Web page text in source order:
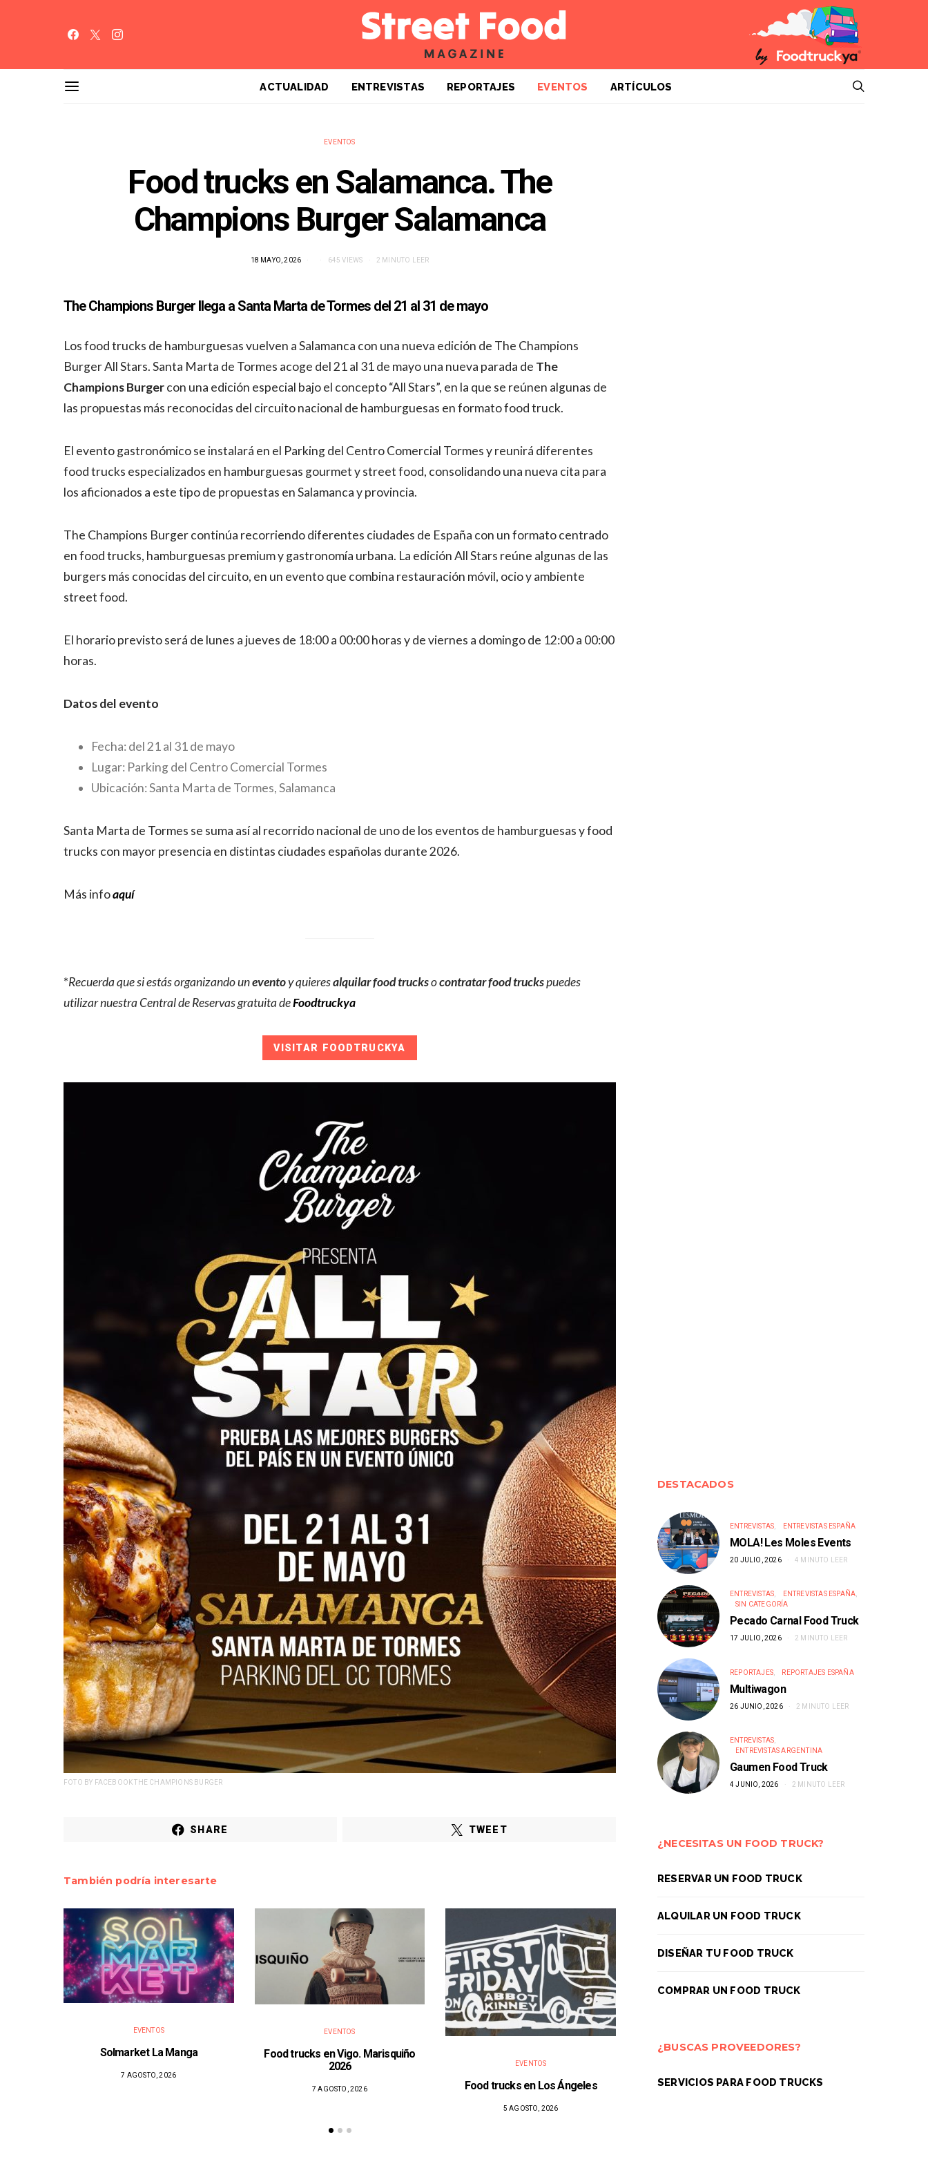
ACTUALIDAD ENTREVISTAS REPORTAJES EVENTOS ARTÍCULOS
EVENTOS
Food trucks en Salamanca. The
Champions Burger Salamanca
18 MAYO, 2026 645 VIEWS 2 MINUTO LEER
The Champions Burger llega a Santa Marta de Tormes del 21 al 31 de mayo
Los food trucks de hamburguesas vuelven a Salamanca con una nueva edición de The Champions
Burger All Stars. Santa Marta de Tormes acoge del 21 al 31 de mayo una nueva parada de The
Champions Burgercon una edición especial bajo el concepto “All Stars”, en la que se reúnen algunas de
las propuestas más reconocidas del circuito nacional de hamburguesas en formato food truck.
El evento gastronómico se instalará en el Parking del Centro Comercial Tormes y reunirá diferentes
food trucks especializados en hamburguesas gourmet y street food, consolidando una nueva cita para
los aficionados a este tipo de propuestas en Salamanca y provincia.
The Champions Burger continúa recorriendo diferentes ciudades de España con un formato centrado
en food trucks, hamburguesas premium y gastronomía urbana. La edición All Stars reúne algunas de las
burgers más conocidas del circuito, en un evento que combina restauración móvil, ocio y ambiente
street food.
El horario previsto será de lunes a jueves de 18:00 a 00:00 horas y de viernes a domingo de 12:00 a 00:00
horas.
Datos del evento
Fecha: del 21 al 31 de mayo
Lugar: Parking del Centro Comercial Tormes
Ubicación: Santa Marta de Tormes, Salamanca
Santa Marta de Tormes se suma así al recorrido nacional de uno de los eventos de hamburguesas y food
trucks con mayor presencia en distintas ciudades españolas durante 2026.
Más infoaquí
*Recuerda que si estás organizando uneventoy quieresalquilar food trucksocontratar food truckspuedes
utilizar nuestra Central de Reservas gratuita deFoodtruckya
VISITAR FOODTRUCKYA
FOTO BY FACEBOOK THE CHAMPIONS BURGER
SHARE TWEET
También podría interesarte
EVENTOS
Solmarket La Manga
7 AGOSTO, 2026
EVENTOS
Food trucks en Vigo. Marisquiño
2026
7 AGOSTO, 2026
EVENTOS
Food trucks en Los Ángeles
5 AGOSTO, 2026
Food trucks en eclipse solar
DESTACADOS
ENTREVISTAS ENTREVISTAS ESPAÑA
MOLA! Les Moles Events
20 JULIO, 2026 4 MINUTO LEER
ENTREVISTAS
ENTREVISTAS ESPAÑA
SIN CATEGORÍA
Pecado Carnal Food Truck
17 JULIO, 2026 2 MINUTO LEER
REPORTAJES REPORTAJES ESPAÑA
Multiwagon
26 JUNIO, 2026 2 MINUTO LEER
ENTREVISTAS
ENTREVISTAS ARGENTINA
Gaumen Food Truck
4 JUNIO, 2026 2 MINUTO LEER
¿NECESITAS UN FOOD TRUCK?
RESERVAR UN FOOD TRUCK
ALQUILAR UN FOOD TRUCK
DISEÑAR TU FOOD TRUCK
COMPRAR UN FOOD TRUCK
¿BUSCAS PROVEEDORES?
SERVICIOS PARA FOOD TRUCKS